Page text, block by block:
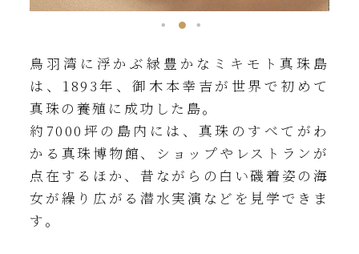
鳥羽湾に浮かぶ緑豊かなミキモト真珠島
は、1893年、御木本幸吉が世界で初めて
真珠の養殖に成功した島。
約7000坪の島内には、真珠のすべてがわ
かる真珠博物館、ショップやレストランが
点在するほか、昔ながらの白い磯着姿の海
女が繰り広がる潜水実演などを見学できま
す。